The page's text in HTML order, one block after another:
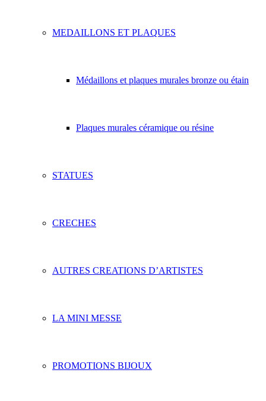
MEDAILLONS ET PLAQUES
Médaillons et plaques murales bronze ou étain
Plaques murales céramique ou résine
STATUES
CRECHES
AUTRES CREATIONS D’ARTISTES
LA MINI MESSE
PROMOTIONS BIJOUX